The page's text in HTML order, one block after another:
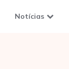
Notícias